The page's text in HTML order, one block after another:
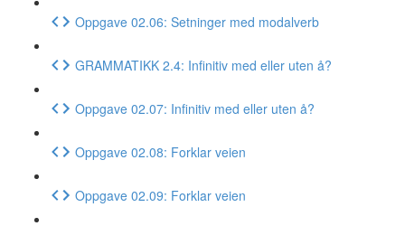
Oppgave 02.06: Setninger med modalverb
GRAMMATIKK 2.4: Infinitiv med eller uten å?
Oppgave 02.07: Infinitiv med eller uten å?
Oppgave 02.08: Forklar veien
Oppgave 02.09: Forklar veien